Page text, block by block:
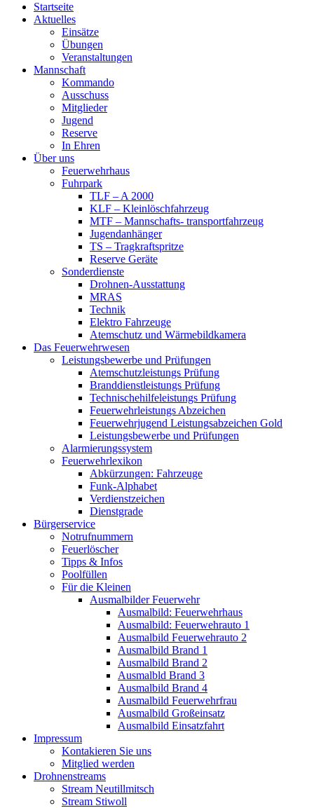
Startseite
Aktuelles
Einsätze
Übungen
Veranstaltungen
Mannschaft
Kommando
Ausschuss
Mitglieder
Jugend
Reserve
In Ehren
Über uns
Feuerwehrhaus
Fuhrpark
TLF – A 2000
KLF – Kleinlöschfahrzeug
MTF – Mannschafts- transportfahrzeug
Jugendanhänger
TS – Tragkraftspritze
Reserve Geräte
Sonderdienste
Drohnen-Ausstattung
MRAS
Technik
Elektro Fahrzeuge
Atemschutz und Wärmebildkamera
Das Feuerwehrwesen
Leistungsbewerbe und Prüfungen
Atemschutzleistungs Prüfung
Branddienstleistungs Prüfung
Technischehilfeleistungs Prüfung
Feuerwehrleistungs Abzeichen
Feuerwehrjugend Leistungsabzeichen Gold
Leistungsbewerbe und Prüfungen
Alarmierungssystem
Feuerwehrlexikon
Abkürzungen: Fahrzeuge
Funk-Alphabet
Verdienstzeichen
Dienstgrade
Bürgerservice
Notrufnummern
Feuerlöscher
Tipps & Infos
Poolfüllen
Für die Kleinen
Ausmalbilder Feuerwehr
Ausmalbild: Feuerwehrhaus
Ausmalbild: Feuerwehrauto 1
Ausmalbild Feuerwehrauto 2
Ausmalbild Brand 1
Ausmalbild Brand 2
Ausmalbld Brand 3
Ausmalbild Brand 4
Ausmalbild Feuerwehrfrau
Ausmalbild Großeinsatz
Ausmalbild Einsatzfahrt
Impressum
Kontakieren Sie uns
Mitglied werden
Drohnenstreams
Stream Neutillmitsch
Stream Stiwoll